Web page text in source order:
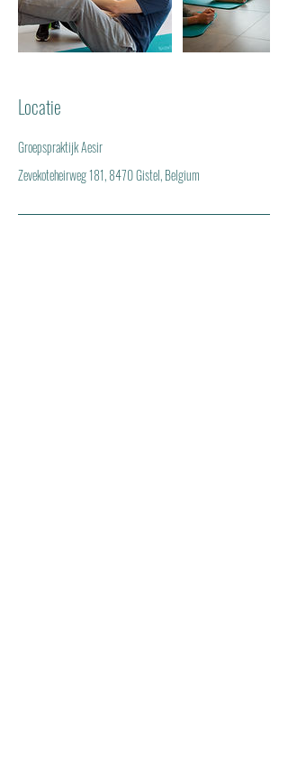
Locatie
Groepspraktijk Aesir
Zevekoteheirweg 181, 8470 Gistel, Belgium